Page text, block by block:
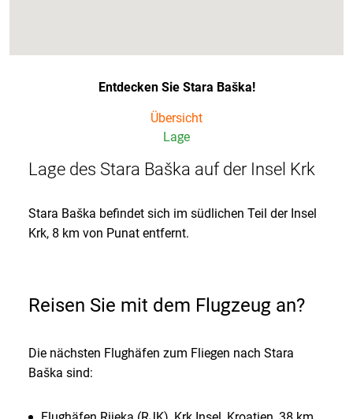
Entdecken Sie Stara Baška!
Übersicht
Lage
Lage des Stara Baška auf der Insel Krk
Stara Baška befindet sich im südlichen Teil der Insel
Krk, 8 km von Punat entfernt.
Reisen Sie mit dem Flugzeug an?
Die nächsten Flughäfen zum Fliegen nach Stara
Baška sind: